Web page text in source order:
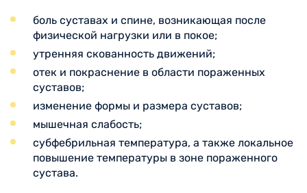
боль суставах и спине, возникающая после
физической нагрузки или в покое;
утренняя скованность движений;
отек и покраснение в области пораженных
суставов;
изменение формы и размера суставов;
мышечная слабость;
субфебрильная температура, а также локальное
повышение температуры в зоне пораженного
сустава.